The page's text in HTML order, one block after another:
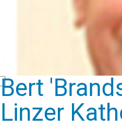
Bert
Linzer